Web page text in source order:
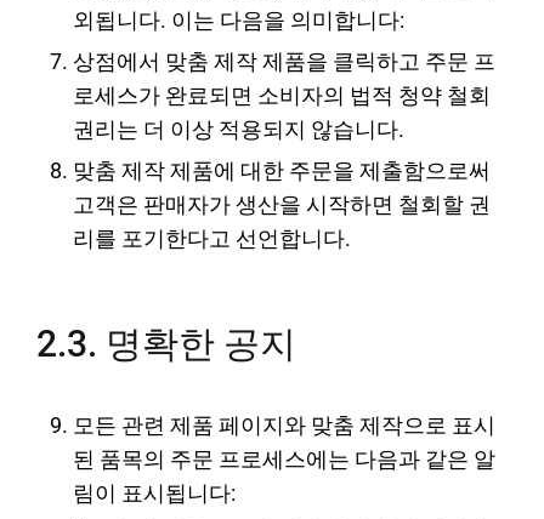
외됩니다. 이는 다음을 의미합니다:
상점에서 맞춤 제작 제품을 클릭하고 주문 프
로세스가 완료되면 소비자의 법적 청약 철회
권리는 더 이상 적용되지 않습니다.
맞춤 제작 제품에 대한 주문을 제출함으로써
고객은 판매자가 생산을 시작하면 철회할 권
리를 포기한다고 선언합니다.
2.3. 명확한 공지
모든 관련 제품 페이지와 맞춤 제작으로 표시
된 품목의 주문 프로세스에는 다음과 같은 알
림이 표시됩니다: